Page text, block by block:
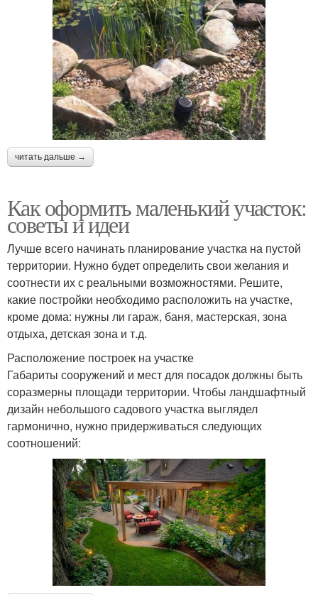
читать дальше →
Как оформить маленький участок:
советы и идеи
Лучше всего начинать планирование участка на пустой
территории. Нужно будет определить свои желания и
соотнести их с реальными возможностями. Решите,
какие постройки необходимо расположить на участке,
кроме дома: нужны ли гараж, баня, мастерская, зона
отдыха, детская зона и т.д.
Расположение построек на участке
Габариты сооружений и мест для посадок должны быть
соразмерны площади территории. Чтобы ландшафтный
дизайн небольшого садового участка выглядел
гармонично, нужно придерживаться следующих
соотношений: